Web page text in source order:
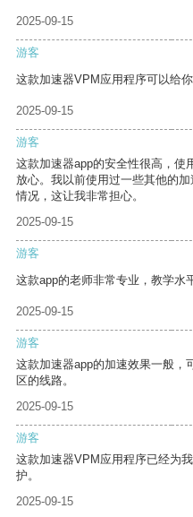
2025-09-15
游客
这款加速器VPM应用程序可以给
2025-09-15
游客
这款加速器app的安全性很高，使
放心。我以前使用过一些其他的
情况，这让我非常担心。
2025-09-15
游客
这款app的老师非常专业，教学水
2025-09-15
游客
这款加速器app的加速效果一般，
区的线路。
2025-09-15
游客
这款加速器VPM应用程序已经为
护。
2025-09-15